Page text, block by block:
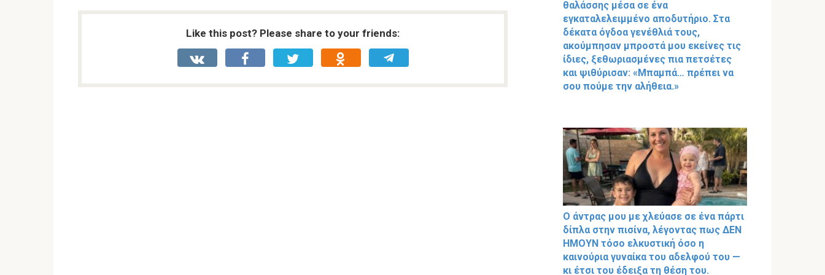
Like this post? Please share to your friends:
θαλάσσης μέσα σε ένα
εγκαταλελειμμένο αποδυτήριο. Στα
δέκατα όγδοα γενέθλιά τους,
ακούμπησαν μπροστά μου εκείνες τις
ίδιες, ξεθωριασμένες πια πετσέτες
και ψιθύρισαν: «Μπαμπά… πρέπει να
σου πούμε την αλήθεια.»
Ο άντρας μου με χλεύασε σε ένα πάρτι
δίπλα στην πισίνα, λέγοντας πως ΔΕΝ
ΗΜΟΥΝ τόσο ελκυστική όσο η
καινούρια γυναίκα του αδελφού του —
κι έτσι του έδειξα τη θέση του.